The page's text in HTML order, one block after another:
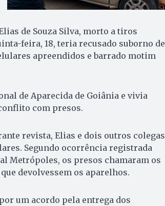
de Souza Silva, morto a tiros
feira, 18, teria recusado suborno de
apreendidos e barrado motim
de Aparecida de Goiânia e vivia
com presos.
revista, Elias e dois outros colegas
Segundo ocorrência registrada
Metrópoles, os presos chamaram os
devolvessem os aparelhos.
um acordo pela entrega dos